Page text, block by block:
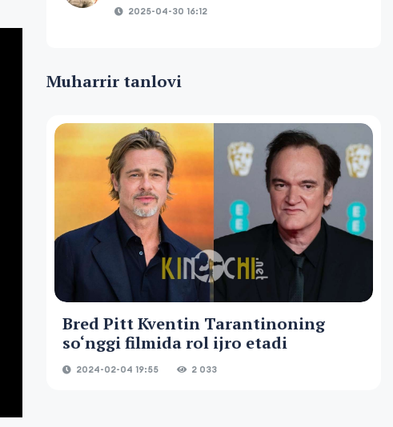
2025-04-30 16:12
Muharrir tanlovi
Bred Pitt Kventin Tarantinoning
so‘nggi filmida rol ijro etadi
2024-02-04 19:55 2 033